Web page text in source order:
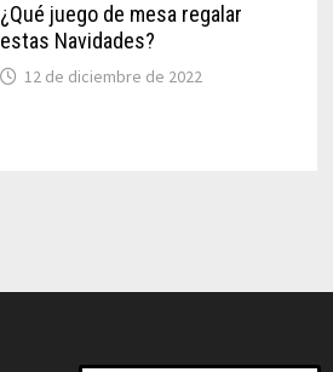
¿Qué juego de mesa regalar
estas Navidades?
12 de diciembre de 2022